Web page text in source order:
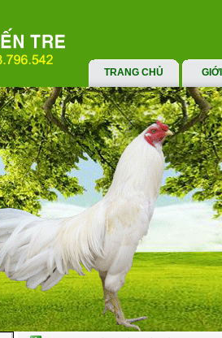
TRANG CHỦ